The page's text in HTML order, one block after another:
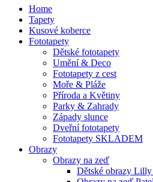
Home
Tapety
Kusové koberce
Fototapety
Dětské fototapety
Umění & Deco
Fototapety z cest
Moře & Pláže
Příroda a Květiny
Parky & Zahrady
Západy slunce
Dveřní fototapety
Fototapety SKLADEM
Obrazy
Obrazy na zeď
Dětské obrazy